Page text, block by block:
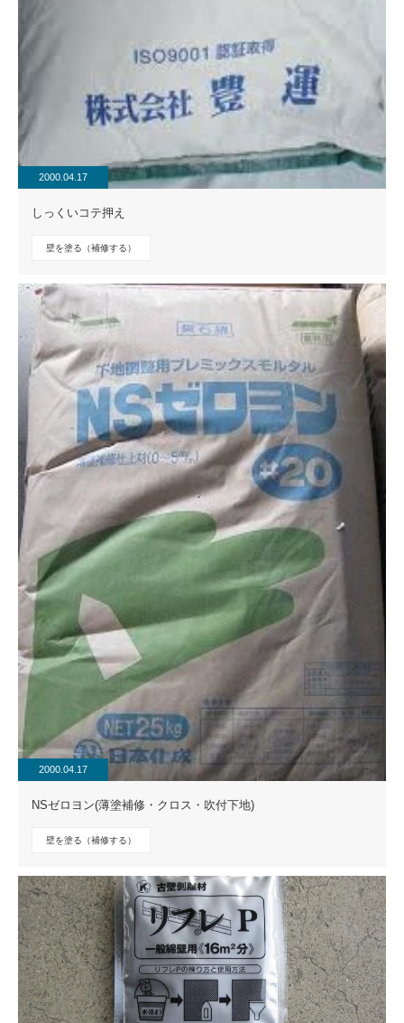
2000.04.17
しっくいコテ押え
壁を塗る（補修する）
2000.04.17
NSゼロヨン(薄塗補修・クロス・吹付下地)
壁を塗る（補修する）